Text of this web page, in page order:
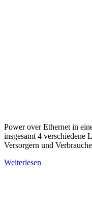
Power over Ethernet in
insgesamt 4 verschiedene
Versorgern und
Weiterlesen